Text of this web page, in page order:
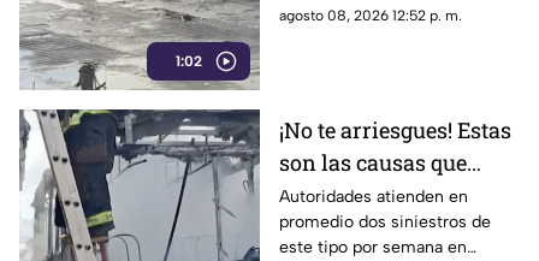
1:02
acumulados en la calle provoca
agosto 08, 2026 12:52 p. m.
¡No te arriesgues! Estas
son las causas que
provocan incendios en
vehículos
Autoridades atienden en
promedio dos siniestros de
este tipo por semana en